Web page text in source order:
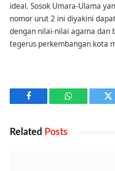
ideal. Sosok Umara-Ulama
nomor urut 2 ini diyakini
dengan nilai-nilai agama dan
tegerus perkembangan kota
Facebook WhatsApp
Related Posts